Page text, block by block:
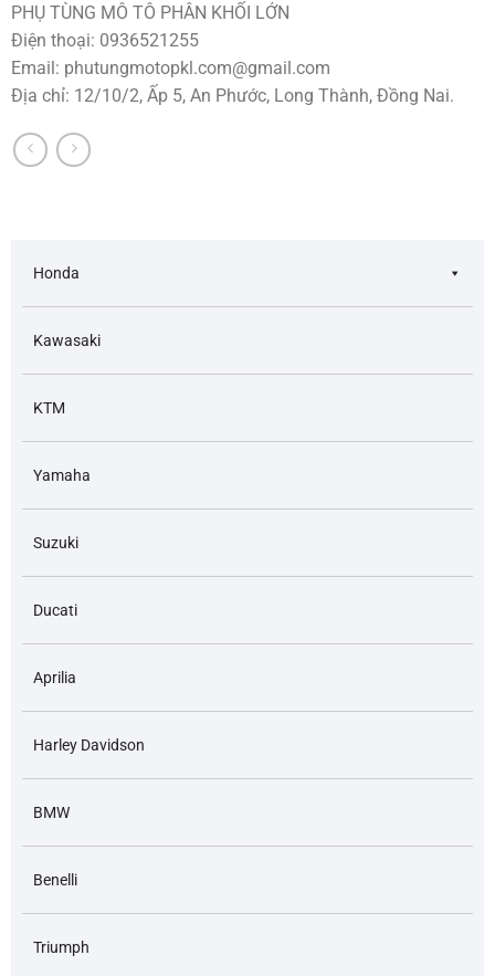
PHỤ TÙNG MÔ TÔ PHÂN KHỐI LỚN
Điện thoại: 0936521255
Email: phutungmotopkl.com@gmail.com
Địa chỉ: 12/10/2, Ấp 5, An Phước, Long Thành, Đồng Nai.
Honda
Kawasaki
KTM
Yamaha
Suzuki
Ducati
Aprilia
Harley Davidson
BMW
Benelli
Triumph